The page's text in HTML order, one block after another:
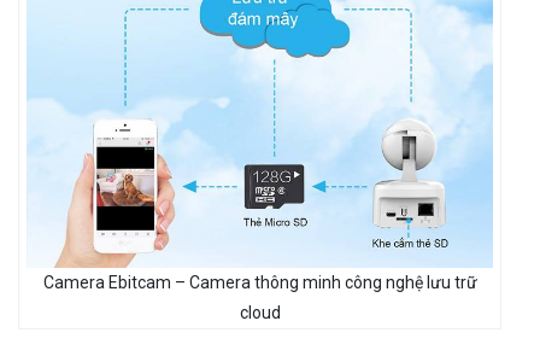
Camera Ebitcam – Camera thông minh công nghệ lưu trữ
cloud